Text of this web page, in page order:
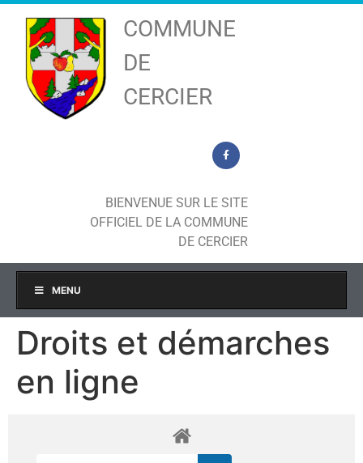
COMMUNE
DE
CERCIER
BIENVENUE SUR LE SITE
OFFICIEL DE LA COMMUNE
DE CERCIER
MENU
Droits et démarches
en ligne